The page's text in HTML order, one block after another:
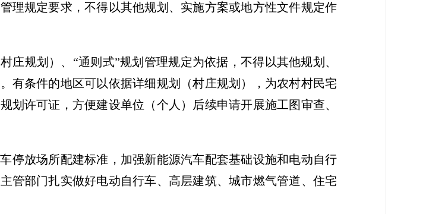
理规定要求，不得以其他规划、实施方案或地方性文件规定作
庄规划）、“通则式”规划管理规定为依据，不得以其他规划、
有条件的地区可以依据详细规划（村庄规划），为农村村民宅
划许可证，方便建设单位（个人）后续申请开展施工图审查、
停放场所配建标准，加强新能源汽车配套基础设施和电动自行
管部门扎实做好电动自行车、高层建筑、城市燃气管道、住宅